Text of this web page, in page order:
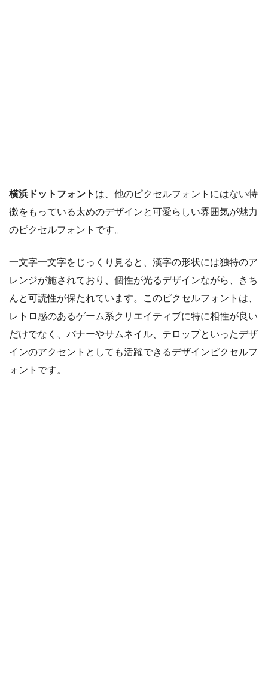
横浜ドットフォント は、他のピクセルフォントにはない特
徴をもっている太めのデザインと可愛らしい雰囲気が魅力
のピクセルフォントです。
一文字一文字をじっくり見ると、漢字の形状には独特のア
レンジが施されており、個性が光るデザインながら、きち
んと可読性が保たれています。このピクセルフォントは、
レトロ感のあるゲーム系クリエイティブに特に相性が良い
だけでなく、バナーやサムネイル、テロップといったデザ
インのアクセントとしても活躍できるデザインピクセルフ
ォントです。